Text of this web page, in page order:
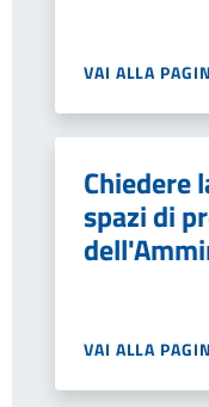
VAI ALLA
Chiedere
spazi di
VAI ALLA